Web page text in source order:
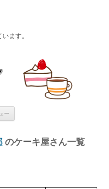
ます。
ー
のケーキ屋さん一覧